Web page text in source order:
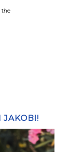
the
JAKOBI!